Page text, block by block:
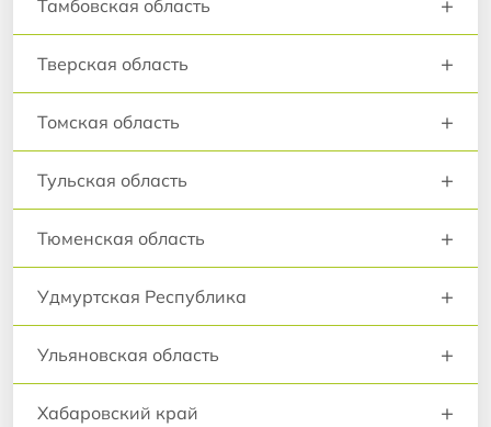
Тамбовская область
Тверская область +
Томская область +
Тульская область +
Тюменская область +
Удмуртская Республика +
Ульяновская область +
Хабаровский край +